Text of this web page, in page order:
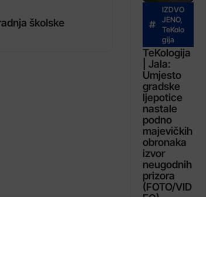
školske
IZDVO
JENO,
TeKolo
gija
TeKologija
| Jala:
Umjesto
gradske
ljepotice
nastale
podno
majevičkih
obronaka
izvor
neugodnih
prizora
(FOTO/VID
EO)